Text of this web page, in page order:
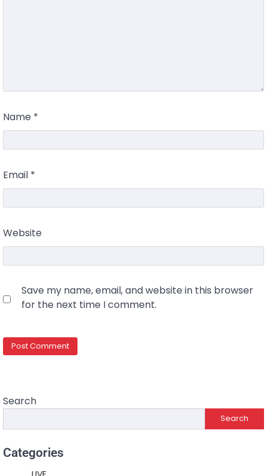
Name *
Email *
Website
Save my name, email, and website in this browser
for the next time I comment.
Search
Search
Categories